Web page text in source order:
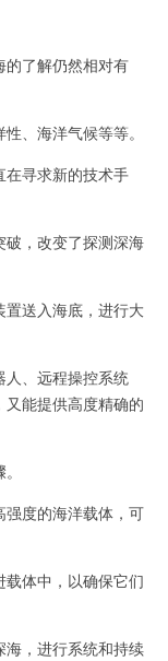
了解仍然相对有
、海洋气候等等。
寻求新的技术手
，改变了探测深海
送入海底，进行大
、远程操控系统
能提供高度精确的
度的海洋载体，可
体中，以确保它们
，进行系统和持续